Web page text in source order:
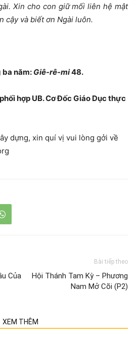
Xin cho con giữ mối liên hệ mật
cậy và biết ơn Ngài luôn.
ba năm: Giê-rê-mi48.
hợp UB. Cơ Đốc Giáo Dục thực
dựng, xin quí vị vui lòng gởi về
Của
Bài tiếp theo
Hội Thánh Tam Kỳ – Phương
Nam Mở Cõi (P2)
XEM THÊM